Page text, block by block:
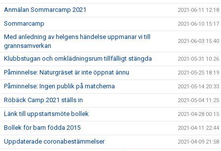
Anmälan Sommarcamp 2021 2021-06-11 12:18
Sommarcamp 2021-06-10 15:17
Med anledning av helgens händelse uppmanar vi till
grannsamverkan
2021-06-03 15:40
Klubbstugan och omklädningsrum tillfälligt stängda 2021-05-31 10:26
Påminnelse: Naturgräset är inte öppnat ännu 2021-05-25 18:19
Påminnelse: Ingen publik på matcherna 2021-05-14 20:33
Röbäck Camp 2021 ställs in 2021-05-04 11:25
Länk till uppstartsmöte bollek 2021-04-28 00:15
Bollek för barn födda 2015 2021-04-11 22:44
Uppdaterade coronabestämmelser 2021-04-09 21:58